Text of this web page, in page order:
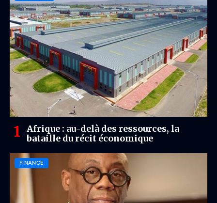
Afrique : au-delà des ressources, la
bataille du récit économique
FINANCE